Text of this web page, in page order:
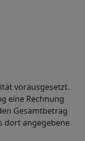
vorausgesetzt.
eine Rechnung
Gesamtbetrag
dort angegebene